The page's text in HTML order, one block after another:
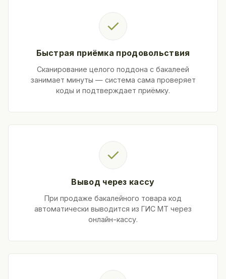
✓
Быстрая приёмка продовольствия
Сканирование целого поддона с бакалеей
занимает минуты — система сама проверяет
коды и подтверждает приёмку.
✓
Вывод через кассу
При продаже бакалейного товара код
автоматически выводится из ГИС МТ через
онлайн-кассу.